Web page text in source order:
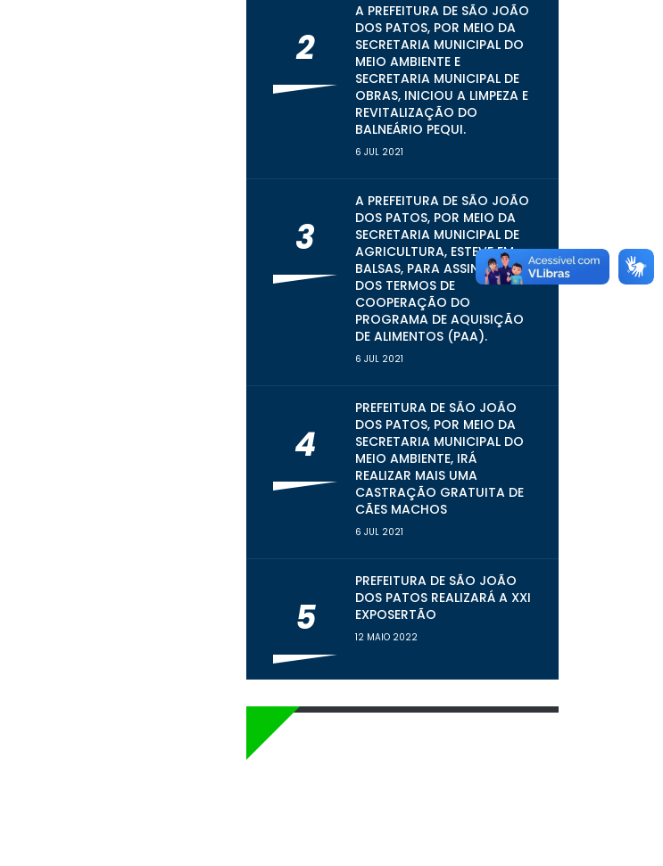
2
A PREFEITURA DE SÃO JOÃO
DOS PATOS, POR MEIO DA
SECRETARIA MUNICIPAL DO
MEIO AMBIENTE E
SECRETARIA MUNICIPAL DE
OBRAS, INICIOU A LIMPEZA E
REVITALIZAÇÃO DO
BALNEÁRIO PEQUI.
6 JUL 2021
3
A PREFEITURA DE SÃO JOÃO
DOS PATOS, POR MEIO DA
SECRETARIA MUNICIPAL DE
AGRICULTURA, ESTEVE EM
BALSAS, PARA ASSINATURA
DOS TERMOS DE
COOPERAÇÃO DO
PROGRAMA DE AQUISIÇÃO
DE ALIMENTOS (PAA).
6 JUL 2021
4
PREFEITURA DE SÃO JOÃO
DOS PATOS, POR MEIO DA
SECRETARIA MUNICIPAL DO
MEIO AMBIENTE, IRÁ
REALIZAR MAIS UMA
CASTRAÇÃO GRATUITA DE
CÃES MACHOS
6 JUL 2021
5
PREFEITURA DE SÃO JOÃO
DOS PATOS REALIZARÁ A XXI
EXPOSERTÃO
12 MAIO 2022